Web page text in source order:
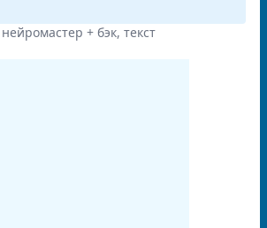
+ бэк, текст